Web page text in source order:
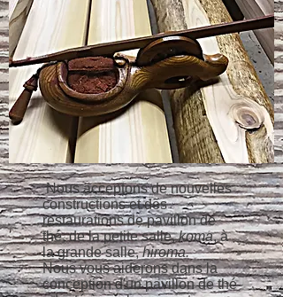
​ Nous acceptons de nouvelles
constructions et des
restaurations de pavillon de
thé, de la petite salle,koma, à
la grande salle,hiroma.
Nous vous aiderons dans la
conception d'un pavillon de thé